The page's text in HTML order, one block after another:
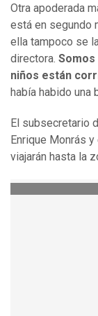
Otra apoderada
está en segundo
ella tampoco se
directora.
niños están
había habido una
El subsecretario
Enrique Monrás
viajarán hasta la